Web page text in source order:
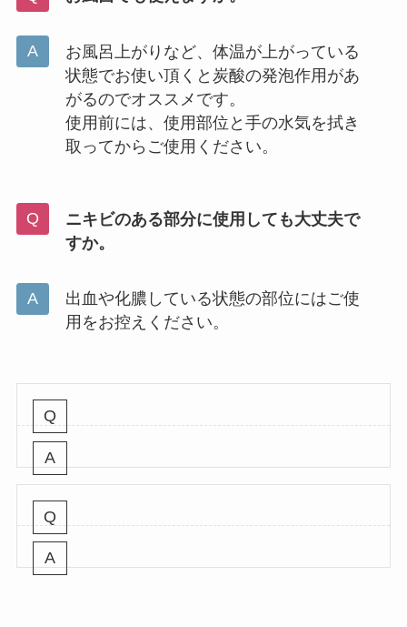
お風呂上がりなど、体温が上がっている
状態でお使い頂くと炭酸の発泡作用があ
がるのでオススメです。
使用前には、使用部位と手の水気を拭き
取ってからご使用ください。
ニキビのある部分に使用しても大丈夫で
すか。
出血や化膿している状態の部位にはご使
用をお控えください。